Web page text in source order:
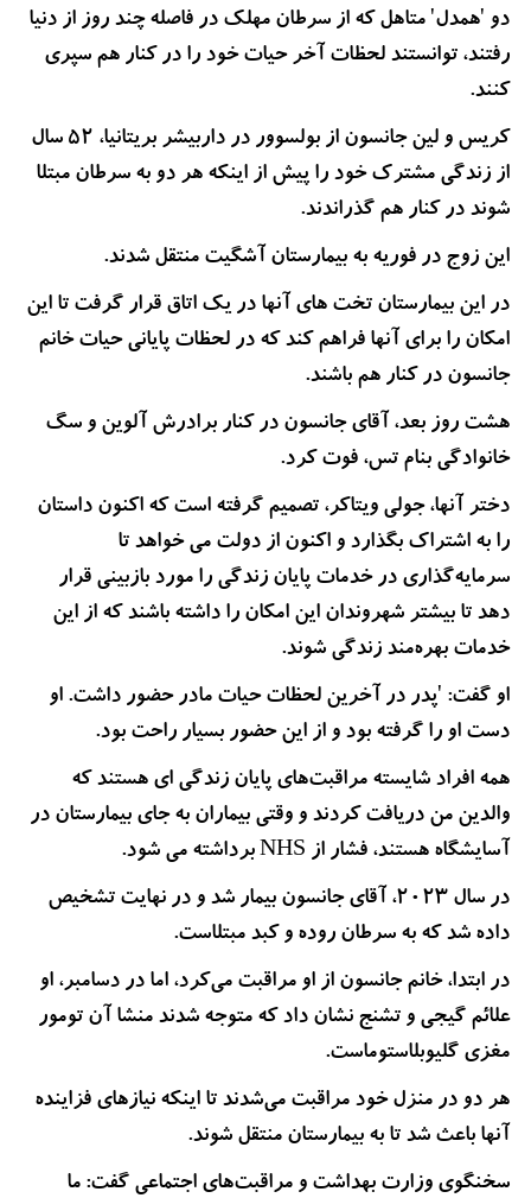
دو 'همدل' متاهل که از سرطان مهلک در فاصله چند روز از دنیا
رفتند، توانستند لحظات آخر حیات خود را در کنار هم سپری
کنند.
کریس و لین جانسون از بولسوور در داربیشر بریتانیا، 52 سال
از زندگی مشترک خود را پیش از اینکه هر دو به سرطان مبتلا
شوند در کنار هم گذراندند.
این زوج در فوریه به بیمارستان آشگیت منتقل شدند.
در این بیمارستان تخت های آنها در یک اتاق قرار گرفت تا این
امکان را برای آنها فراهم کند که در لحظات پایانی حیات خانم
جانسون در کنار هم باشند.
هشت روز بعد، آقای جانسون در کنار برادرش آلوین و سگ
خانوادگی بنام تس، فوت کرد.
دختر آنها، جولی ویتاکر، تصمیم گرفته است که اکنون داستان
را به اشتراک بگذارد و اکنون از دولت می خواهد تا
سرمایه‌گذاری در خدمات پایان زندگی را مورد بازبینی قرار
دهد تا بیشتر شهروندان این امکان را داشته باشند که از این
خدمات بهره‌مند زندگی شوند.
او گفت: 'پدر در آخرین لحظات حیات مادر حضور داشت. او
دست او را گرفته بود و از این حضور بسیار راحت بود.
همه افراد شایسته مراقبت‌های پایان زندگی ای هستند که
والدین من دریافت کردند و وقتی بیماران به جای بیمارستان در
آسایشگاه هستند، فشار از NHS برداشته می شود.
در سال 2023، آقای جانسون بیمار شد و در نهایت تشخیص
داده شد که به سرطان روده و کبد مبتلاست.
در ابتدا، خانم جانسون از او مراقبت می‌کرد، اما در دسامبر، او
علائم گیجی و تشنج نشان داد که متوجه شدند منشا آن تومور
مغزی گلیوبلاستوماست.
هر دو در منزل خود مراقبت می‌شدند تا اینکه نیازهای فزاینده
آنها باعث شد تا به بیمارستان منتقل شوند.
سخنگوی وزارت بهداشت و مراقبت‌های اجتماعی گفت: ما